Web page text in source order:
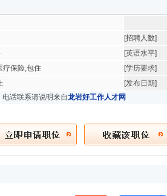
[招聘人数]
[英语水平]
疗保险,包住 [学历要求]
[发布日期]
话联系请说明来自龙岩好工作人才网